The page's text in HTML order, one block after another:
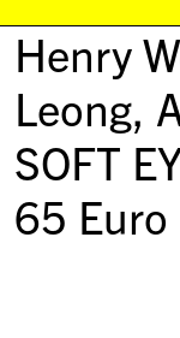
Henry
Leong,
SOFT
65 Euro